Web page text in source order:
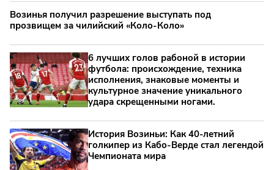
Возинья получил разрешение выступать под
прозвищем за чилийский «Коло-Коло»
6 лучших голов рабоной в истории
футбола: происхождение, техника
исполнения, знаковые моменты и
культурное значение уникального
удара скрещенными ногами.
История Возиньи: Как 40-летний
голкипер из Кабо-Верде стал легендой
Чемпионата мира